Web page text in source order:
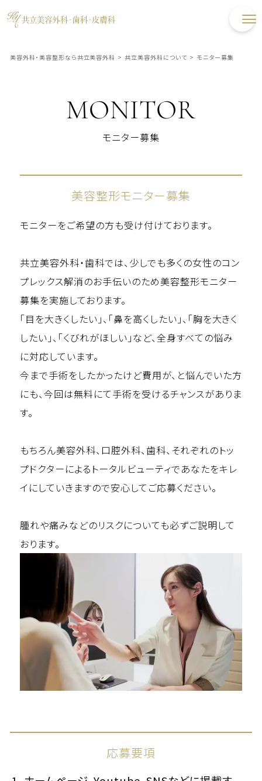
美容外科・美容整形なら共立美容外科 > 共立美容外科について > モニター募集
MONITOR
モニター募集
美容整形モニター募集
モニターをご希望の方も受け付けております。
共立美容外科・歯科では、少しでも多くの女性のコン
プレックス解消のお手伝いのため美容整形モニター
募集を実施しております。
「目を大きくしたい」、「鼻を高くしたい」、「胸を大きく
したい」、「くびれがほしい」など、全身すべての悩み
に対応しています。
今まで手術をしたかったけど費用が、と悩んでいた方
にも、今回は無料にて手術を受けるチャンスがありま
す。
もちろん美容外科、口腔外科、歯科、それぞれのトッ
プドクターによるトータルビューティであなたをキレ
イにしていきますので安心してご応募ください。
腫れや痛みなどのリスクについても必ずご説明して
おります。
応募要項